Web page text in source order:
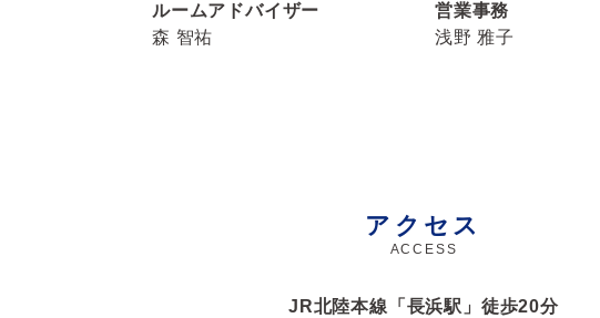
ルームアドバイザー
森 智祐
営業事務
浅野 雅子
アクセス
ACCESS
JR北陸本線「長浜駅」徒歩20分